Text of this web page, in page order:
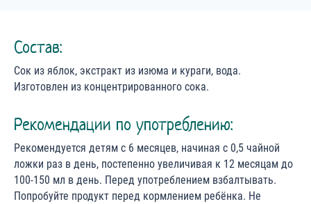
Состав:
Cок из яблок, экстракт из изюма и кураги, вода.
Изготовлен из концентрированного сока.
Рекомендации по употреблению:
Рекомендуется детям с 6 месяцев, начиная с 0,5 чайной
ложки раз в день, постепенно увеличивая к 12 месяцам до
100-150 мл в день. Перед употреблением взбалтывать.
Попробуйте продукт перед кормлением ребёнка. Не